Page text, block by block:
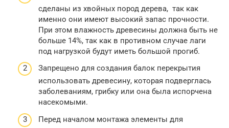
сделаны из хвойных пород дерева, так как
именно они имеют высокий запас прочности.
При этом влажность древесины должна быть не
больше 14%, так как в противном случае лаги
под нагрузкой будут иметь большой прогиб.
Запрещено для создания балок перекрытия
использовать древесину, которая подверглась
заболеваниям, грибку или она была испорчена
насекомыми.
Перед началом монтажа элементы для